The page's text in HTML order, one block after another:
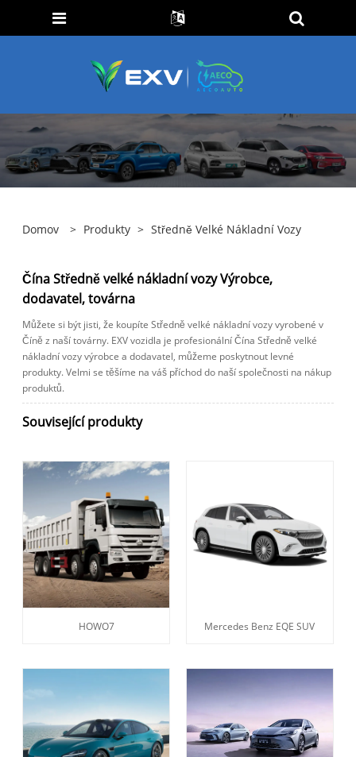
Domov > Produkty > Středně Velké Nákladní Vozy
Čína Středně velké nákladní vozy Výrobce,
dodavatel, továrna
Můžete si být jisti, že koupíte Středně velké nákladní vozy vyrobené v
Číně z naší továrny. EXV vozidla je profesionální Čína Středně velké
nákladní vozy výrobce a dodavatel, můžeme poskytnout levné
produkty. Velmi se těšíme na váš příchod do naší společnosti na nákup
produktů.
Související produkty
HOWO7 Mercedes Benz EQE SUV